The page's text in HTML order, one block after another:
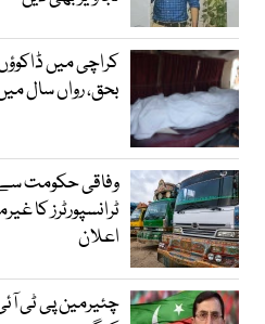
کراچی میں
بحق، رواں سال میں
وفاقی حکومت سے
ٹرانسپورٹرز کا
اعلان
چئیرمین پی ٹی